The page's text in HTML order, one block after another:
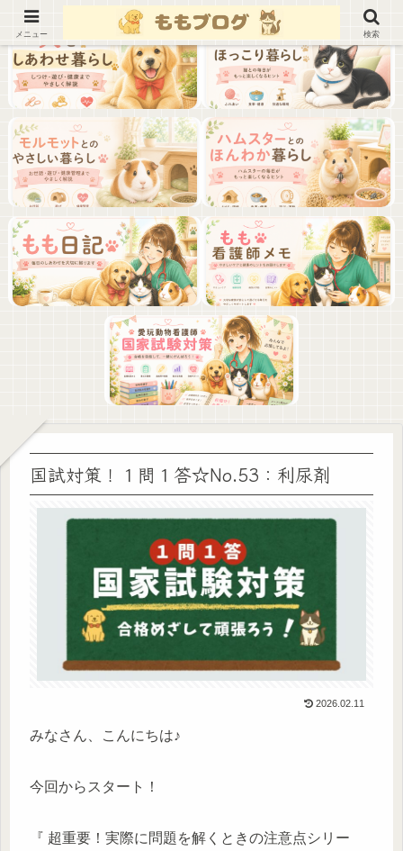
国試対策！１問１答☆No.53：利尿剤
2026.02.11
みなさん、こんにちは♪
今回からスタート！
『 超重要！実際に問題を解くときの注意点シリー
メニュー 検索